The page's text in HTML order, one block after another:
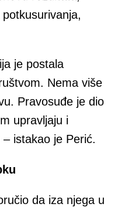
je postala
Nema više
Pravosuđe je dio
upravljaju i
istakao je Perić.
da iza njega u